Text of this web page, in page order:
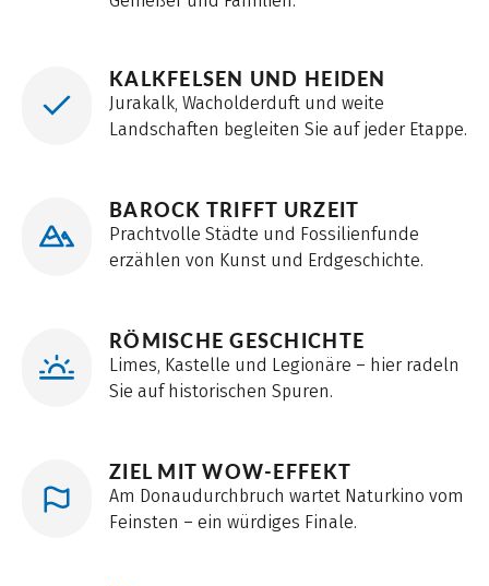
KALKFELSEN UND HEIDEN
Jurakalk, Wacholderduft und weite
Landschaften begleiten Sie auf jeder Etappe.
BAROCK TRIFFT URZEIT
Prachtvolle Städte und Fossilienfunde
erzählen von Kunst und Erdgeschichte.
RÖMISCHE GESCHICHTE
Limes, Kastelle und Legionäre – hier radeln
Sie auf historischen Spuren.
ZIEL MIT WOW-EFFEKT
Am Donaudurchbruch wartet Naturkino vom
Feinsten – ein würdiges Finale.